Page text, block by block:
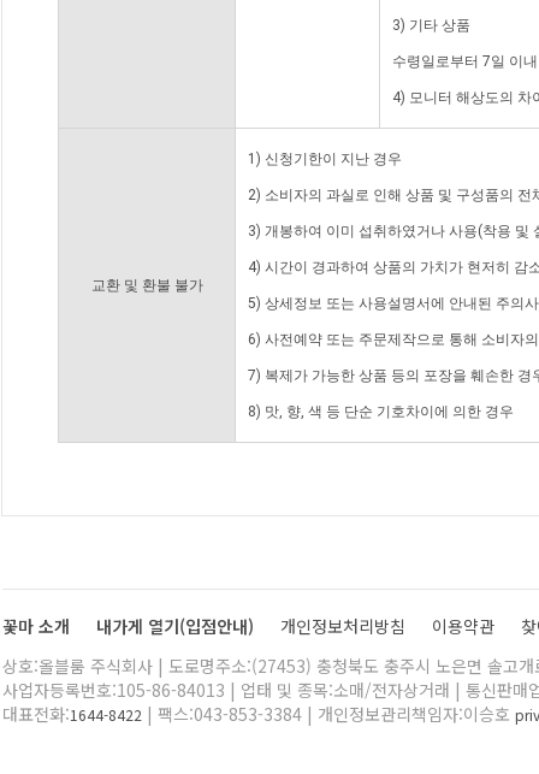
3) 기타 상품
수령일로부터 7일 이
4) 모니터 해상도의 차
교환 및 환불 불가
1) 신청기한이 지난 경우
2) 소비자의 과실로 인해 상품 및 구성품의
3) 개봉하여 이미 섭취하였거나 사용(착용 및
4) 시간이 경과하여 상품의 가치가 현저히 감
5) 상세정보 또는 사용설명서에 안내된 주의
6) 사전예약 또는 주문제작으로 통해 소비자
7) 복제가 가능한 상품 등의 포장을 훼손한 경
8) 맛, 향, 색 등 단순 기호차이에 의한 경우
꽃마 소개 내가게 열기(입점안내) 개인정보처리방침 이용약관
상호:올블룸 주식회사 | 도로명주소:(27453) 충청북도 충주시 노은면 솔고
사업자등록번호:105-86-84013 | 업태 및 종목:소매/전자상거래 | 통신판매
대표전화:1644-8422 | 팩스:043-853-3384 | 개인정보관리책임자:이승호